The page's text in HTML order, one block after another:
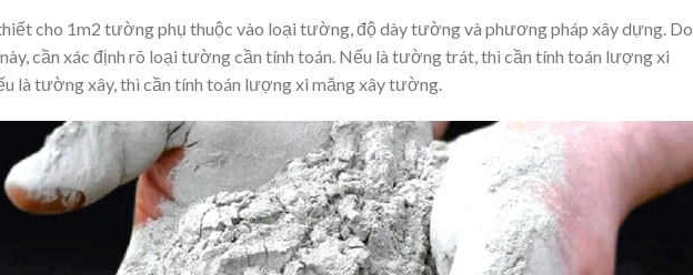
cho 1m2 tường phụ thuộc vào loại tường, độ dày tường và phương pháp xây dựng. Do
cần xác định rõ loại tường cần tính toán. Nếu là tường trát, thì cần tính toán lượng xi
là tường xây, thì cần tính toán lượng xi măng xây tường.